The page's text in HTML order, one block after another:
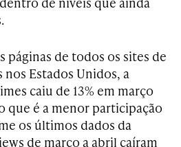
páginas de todos os sites de
Estados Unidos, a
caiu de 13% em março
que é a menor participação
os últimos dados da
de março a abril caíram